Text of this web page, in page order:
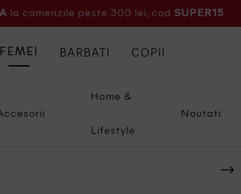
la comenzile peste 300 lei, cod SUPER15
Home &
Lifestyle
Noutati
FEMEI BARBATI COPII